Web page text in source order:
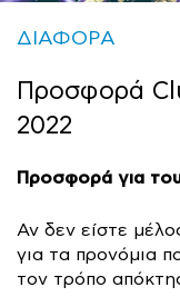
ΔΙΑΦΟΡΑ
Προσφορά
2022
Προσφορά για
Αν δεν είστε
για τα προνόμια
τον τρόπο